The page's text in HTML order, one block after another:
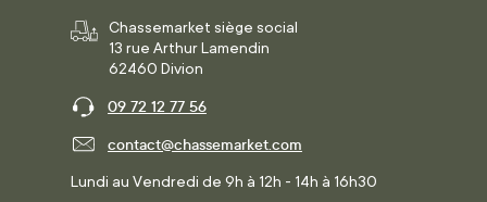
Chassemarket siège social
13 rue Arthur Lamendin
62460 Divion
09 72 12 77 56
contact@chassemarket.com
Lundi au Vendredi de 9h à 12h - 14h à 16h30